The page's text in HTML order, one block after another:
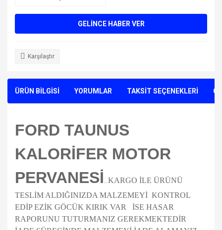
GELİNCE HABER VER
Karşılaştır
ÜRÜN BİLGİSİ YORUMLAR TAKSİT SEÇENEKLERİ
FORD TAUNUS
KALORİFER MOTOR
PERVANESİ ..KARGO İLE ÜRÜNÜ
TESLİM ALDIĞINIZDA MALZEMEYİ KONTROL
EDİP EZİK GÖCÜK KIRIK VAR İSE HASAR
RAPORUNU TUTURMANIZ GEREKMEKTEDİR